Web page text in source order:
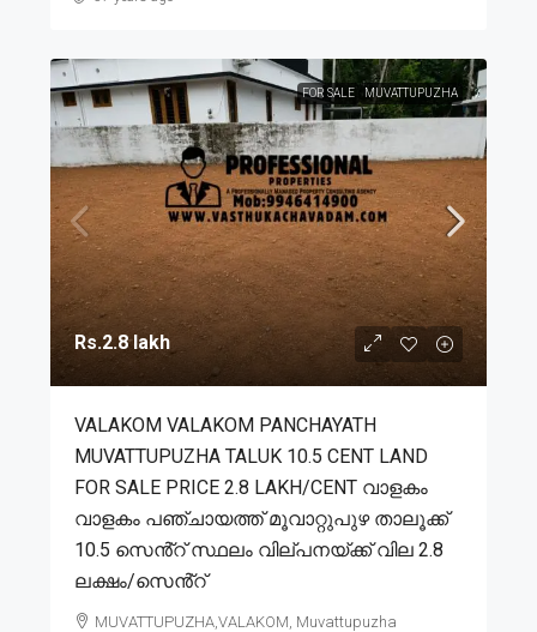
FOR SALE MUVATTUPUZHA
Rs.2.8 lakh
VALAKOM VALAKOM PANCHAYATH
MUVATTUPUZHA TALUK 10.5 CENT LAND
FOR SALE PRICE 2.8 LAKH/CENT വാളകം
വാളകം പഞ്ചായത്ത് മൂവാറ്റുപുഴ താലൂക്ക്
10.5 സെൻ്റ് സ്ഥലം വില്പനയ്ക്ക് വില 2.8
ലക്ഷം/സെൻ്റ്
MUVATTUPUZHA,VALAKOM, Muvattupuzha